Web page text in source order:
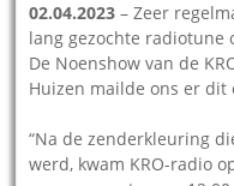
02.04.2023 – Zeer
lang gezochte radiotune
De Noenshow van de
Huizen mailde ons er dit
“Na de zenderkleuring
werd, kwam KRO-radio